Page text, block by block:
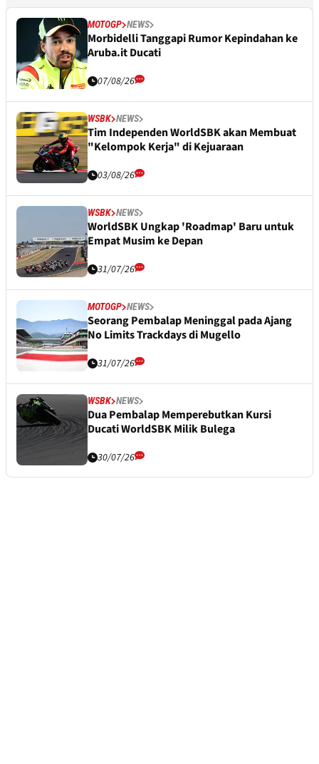
MOTOGP NEWS
Morbidelli Tanggapi Rumor Kepindahan ke
Aruba.it Ducati
07/08/26
WSBK NEWS
Tim Independen WorldSBK akan Membuat
"Kelompok Kerja" di Kejuaraan
03/08/26
WSBK NEWS
WorldSBK Ungkap 'Roadmap' Baru untuk
Empat Musim ke Depan
31/07/26
MOTOGP NEWS
Seorang Pembalap Meninggal pada Ajang
No Limits Trackdays di Mugello
31/07/26
WSBK NEWS
Dua Pembalap Memperebutkan Kursi
Ducati WorldSBK Milik Bulega
30/07/26